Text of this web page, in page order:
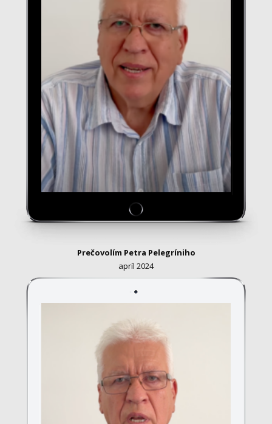
Prečovolím Petra Pelegríniho
apríl 2024